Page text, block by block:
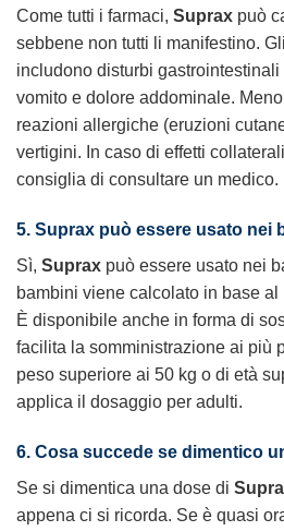
Come tutti i farmaci, Suprax può
sebbene non tutti li manifestino.
includono disturbi
vomito e dolore addominale.
reazioni allergiche (eruzioni
vertigini. In caso di effetti
consiglia di consultare un medico.
5. Suprax può essere usato nei
Sì, Suprax può essere usato nei
bambini viene calcolato in base al
È disponibile anche in forma di
facilita la somministrazione ai più
peso superiore ai 50 kg o di età
applica il dosaggio per adulti.
6. Cosa succede se dimentico
Se si dimentica una dose di
appena ci si ricorda. Se è quasi